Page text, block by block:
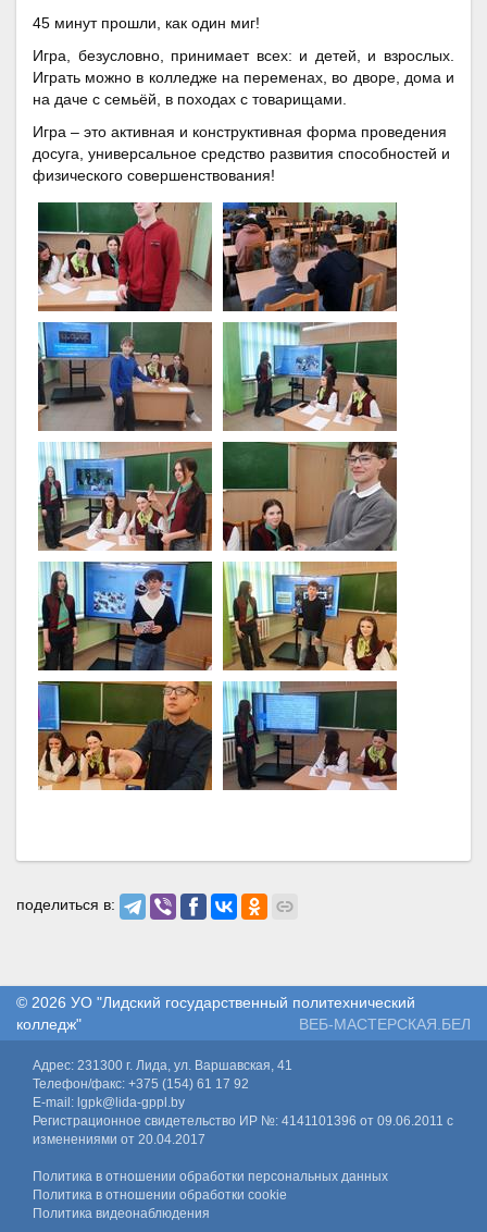
45 минут прошли, как один миг!
Игра, безусловно, принимает всех: и детей, и взрослых.
Играть можно в колледже на переменах, во дворе, дома и
на даче с семьёй, в походах с товарищами.
Игра – это активная и конструктивная форма проведения
досуга, универсальное средство развития способностей и
физического совершенствования!
поделиться в:
© 2026 УО "Лидский государственный политехнический
колледж"
ВЕБ-МАСТЕРСКАЯ.БЕЛ
Адрес: 231300 г. Лида, ул. Варшавская, 41
Телефон/факс: +375 (154) 61 17 92
E-mail: lgpk@lida-gppl.by
Регистрационное свидетельство ИР №: 4141101396 от 09.06.2011 с
изменениями от 20.04.2017
Политика в отношении обработки персональных данных
Политика в отношении обработки cookie
Политика видеонаблюдения